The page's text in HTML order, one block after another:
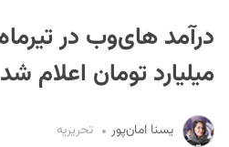
میلیارد تومان اعلام شد
یسنا امان‌پور تحریریه